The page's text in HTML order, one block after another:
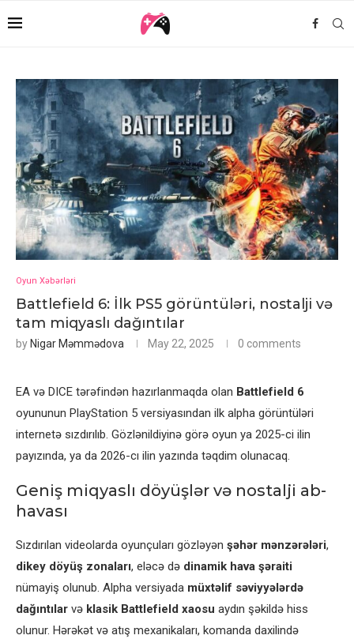
Oyun Xəbərləri
Battlefield 6: İlk PS5 görüntüləri, nostalji və
tam miqyaslı dağıntılar
by Nigar Məmmədova May 22, 2025 0 comments
EA və DICE tərəfindən hazırlanmaqda olan Battlefield 6
oyununun PlayStation 5 versiyasından ilk alpha görüntüləri
internetə sızdırılıb. Gözlənildiyinə görə oyun ya 2025-ci ilin
payızında, ya da 2026-cı ilin yazında təqdim olunacaq.
Geniş miqyaslı döyüşlər və nostalji ab-
havası
Sızdırılan videolarda oyunçuları gözləyən şəhər mənzərələri,
dikey döyüş zonaları, eləcə də dinamik hava şəraiti
nümayiş olunub. Alpha versiyada müxtəlif səviyyələrdə
dağıntılar və klasik Battlefield xaosu aydın şəkildə hiss
olunur. Hərəkət və atış mexanikaları, komanda daxilində